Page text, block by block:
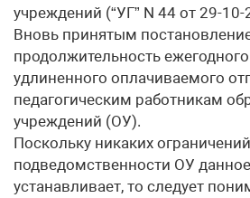
учреждений (“УГ” N 44 от 29-10-
Вновь принятым
продолжительность
удлиненного оплачиваемого
педагогическим работникам
учреждений (ОУ).
Поскольку никаких
подведомственности ОУ
устанавливает, то следует